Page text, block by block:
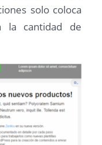
solo coloca
la cantidad de